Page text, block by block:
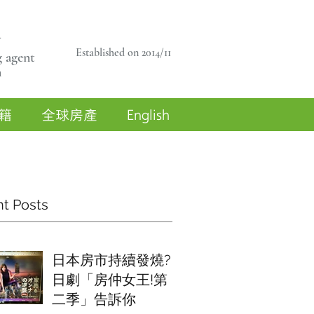
agent
Established on 2014/11
全球房產 English
Posts
日本房市持續發燒?
日劇「房仲女王!第
二季」告訴你